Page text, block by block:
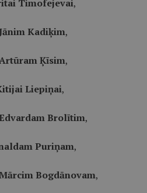
Timofejevai,
Kadiķim,
Ķīsim,
Liepiņai,
Brolītim,
Puriņam,
Bogdānovam,